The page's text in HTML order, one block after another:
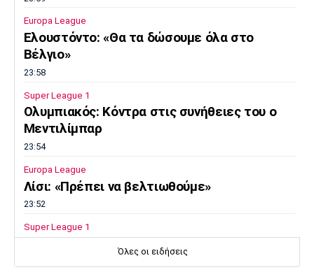
Europa League
Ελουστόντο: «Θα τα δώσουμε όλα στο
Βέλγιο»
23:58
Super League 1
Ολυμπιακός: Κόντρα στις συνήθειες του ο
Μεντιλίμπαρ
23:54
Europa League
Λίσι: «Πρέπει να βελτιωθούμε»
23:52
Super League 1
Επιστρέφει αύριο στη Θεσσαλονίκη ο
Όλες οι ειδήσεις